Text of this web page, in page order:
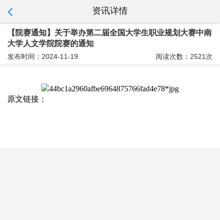
资讯详情
【院赛通知】关于举办第二届全国大学生职业规划大赛中南
大学人文学院院赛的通知
发布时间：2024-11-19 阅读次数：2521次
原文链接：